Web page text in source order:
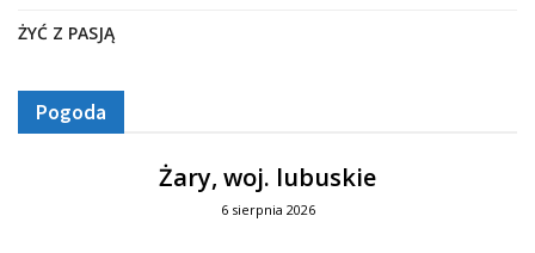
ŻYĆ Z PASJĄ
Pogoda
Żary, woj. lubuskie
6 sierpnia 2026